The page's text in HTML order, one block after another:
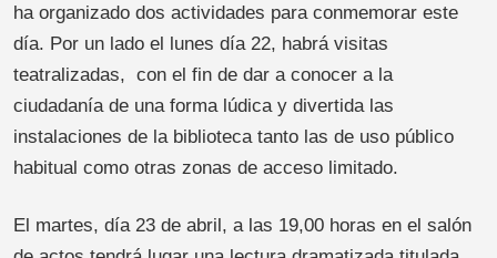
ha organizado dos actividades para conmemorar este
día. Por un lado el lunes día 22, habrá visitas
teatralizadas, con el fin de dar a conocer a la
ciudadanía de una forma lúdica y divertida las
instalaciones de la biblioteca tanto las de uso público
habitual como otras zonas de acceso limitado.
El martes, día 23 de abril, a las 19,00 horas en el salón